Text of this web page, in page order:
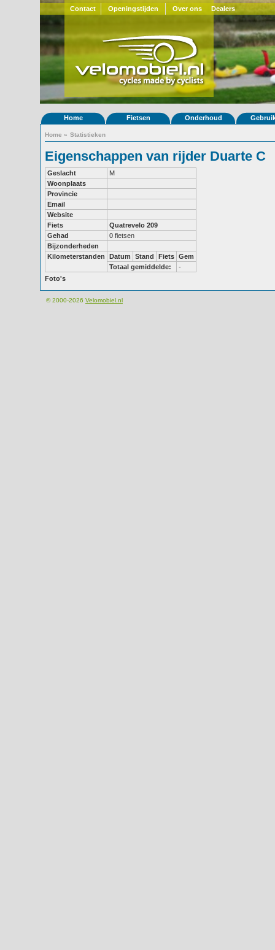
Contact Openingstijden Over ons Dealers
Home Fietsen Onderhoud
Home » Statistieken
Eigenschappen van rijder Duarte C
Geslacht
M
Woonplaats
Provincie
Email
Website
Fiets
Quatrevelo 209
Gehad
0 fietsen
Bijzonderheden
Kilometerstanden
Datum Stand Fiets Gem
Totaal gemiddelde:
-
Foto's
© 2000-2026 Velomobiel.nl